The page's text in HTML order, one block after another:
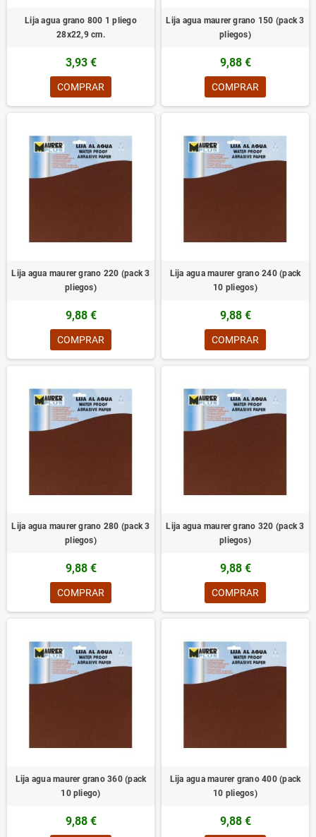
Lija agua grano 800 1 pliego
28x22,9 cm.
3,93 €
COMPRAR
Lija agua maurer grano 150 (pack 3
pliegos)
9,88 €
COMPRAR
Lija agua maurer grano 220 (pack 3
pliegos)
9,88 €
COMPRAR
Lija agua maurer grano 240 (pack
10 pliegos)
9,88 €
COMPRAR
Lija agua maurer grano 280 (pack 3
pliegos)
9,88 €
COMPRAR
Lija agua maurer grano 320 (pack 3
pliegos)
9,88 €
COMPRAR
Lija agua maurer grano 360 (pack
10 pliego)
9,88 €
Lija agua maurer grano 400 (pack
10 pliegos)
9,88 €